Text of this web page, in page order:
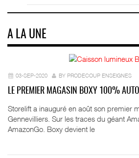
A LA UNE
03-SEP-2020 BY PRODECOUP ENSEIGNES
LE PREMIER MAGASIN BOXY 100%
Storelift a inauguré en août son premier
Gennevilliers. Sur les traces du géant
AmazonGo. Boxy devient le